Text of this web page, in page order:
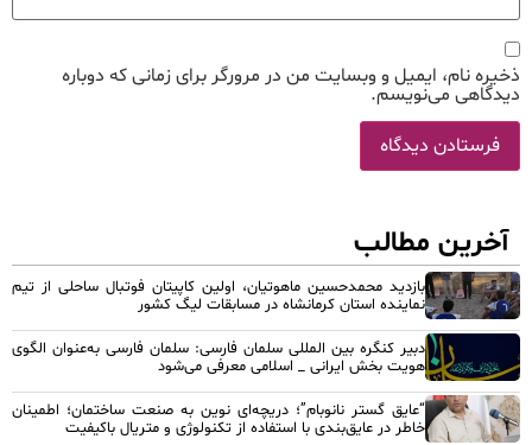
ذخیره نام، ایمیل و وبسایت من در مرورگر برای زمانی که دوباره
دیدگاهی می‌نویسم.
آخرین مطالب
بازدید محمدحسین ماهوتیان، اولین کاپیتان فوتبال ساحلی از تیم
نماینده استان کرمانشاه در مسابقات لیگ کشور
دبیر کنگره بین المللی سلمان فارسی: سلمان فارسی به‌عنوان الگوی
هویت بخش ایرانی _ اسلامی معرفی می‌شود
“عایق گستر نانوبام”؛ دریچه‌ای نوین به صنعت ساختمان؛ اطمینان
خاطر در عایق‌بندی با استفاده از تکنولوژی و متریال باکیفیت